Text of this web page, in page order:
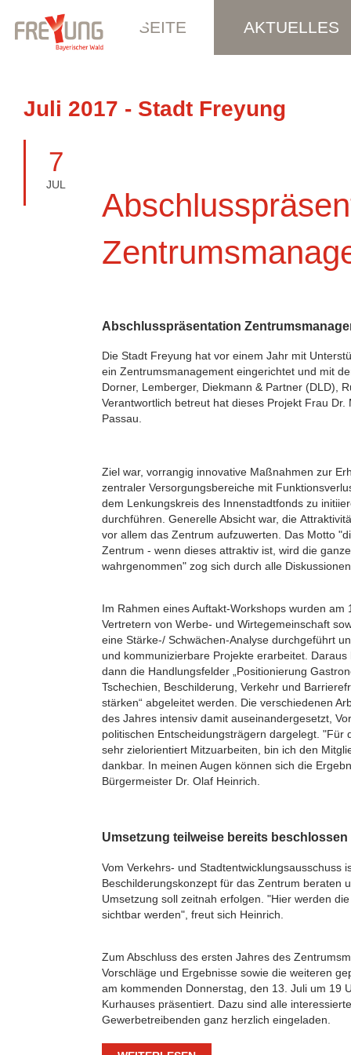
STARTSEITE AKTUELLES
Juli 2017 - Stadt Freyung
7
JUL
Abschlusspräsentation
Die Stadt Freyung hat vor einem Jahr mit
ein Zentrumsmanagement eingerichtet und mit
Dorner, Lemberger, Diekmann & Partner (DLD),
Verantwortlich betreut hat dieses Projekt Frau
Passau.
Ziel war, vorrangig innovative Maßnahmen zur
zentraler Versorgungsbereiche mit
dem Lenkungskreis des Innenstadtfonds zu
durchführen. Generelle Absicht war, die
vor allem das Zentrum aufzuwerten. Das Motto
Zentrum - wenn dieses attraktiv ist, wird die
wahrgenommen" zog sich durch alle
Im Rahmen eines Auftakt-Workshops wurden am
Vertretern von Werbe- und Wirtegemeinschaft
eine Stärke-/ Schwächen-Analyse durchgeführt
und kommunizierbare Projekte erarbeitet. Daraus
dann die Handlungsfelder „Positionierung
Tschechien, Beschilderung, Verkehr und
stärken“ abgeleitet werden. Die verschiedenen
des Jahres intensiv damit auseinandergesetzt,
politischen Entscheidungsträgern dargelegt. "Für
sehr zielorientiert Mitzuarbeiten, bin ich den
dankbar. In meinen Augen können sich die
Bürgermeister Dr. Olaf Heinrich.
Umsetzung teilweise bereits beschlossen
Vom Verkehrs- und Stadtentwicklungsausschuss
Beschilderungskonzept für das Zentrum beraten
Umsetzung soll zeitnah erfolgen. "Hier werden
sichtbar werden", freut sich Heinrich.
Zum Abschluss des ersten Jahres des
Vorschläge und Ergebnisse sowie die weiteren
am kommenden Donnerstag, den 13. Juli um 19
Kurhauses präsentiert. Dazu sind alle
Gewerbetreibenden ganz herzlich eingeladen.